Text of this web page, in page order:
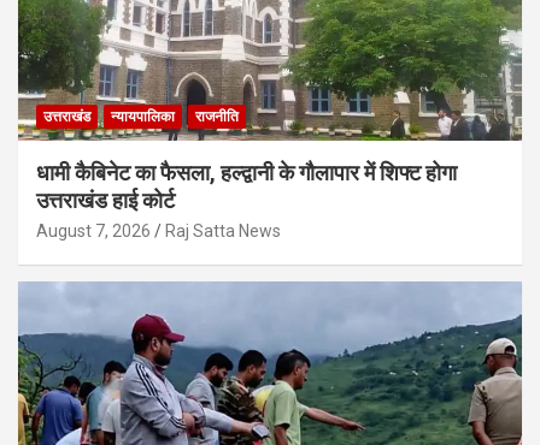
उत्तराखंड न्यायपालिका राजनीति
धामी कैबिनेट का फैसला, हल्द्वानी के गौलापार में शिफ्ट होगा
उत्तराखंड हाई कोर्ट
August 7, 2026 Raj Satta News